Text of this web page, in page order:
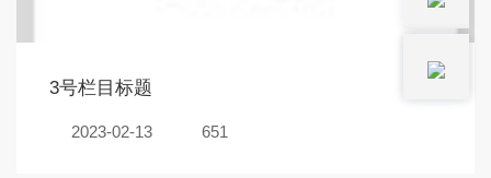
3号栏目标题
2023-02-13 651